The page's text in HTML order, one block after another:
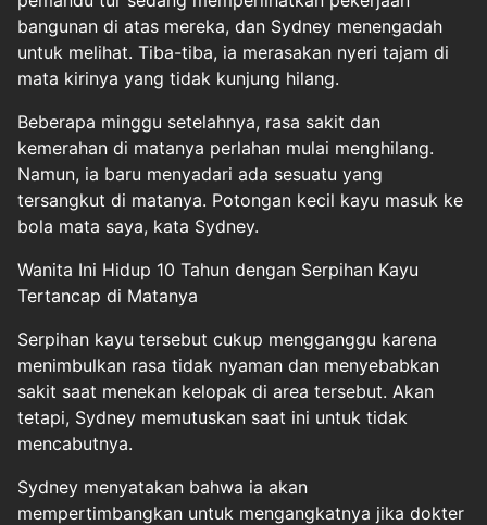
bangunan di atas mereka, dan Sydney menengadah
untuk melihat. Tiba-tiba, ia merasakan nyeri tajam di
mata kirinya yang tidak kunjung hilang.
Beberapa minggu setelahnya, rasa sakit dan
kemerahan di matanya perlahan mulai menghilang.
Namun, ia baru menyadari ada sesuatu yang
tersangkut di matanya. Potongan kecil kayu masuk ke
bola mata saya, kata Sydney.
Wanita Ini Hidup 10 Tahun dengan Serpihan Kayu
Tertancap di Matanya
Serpihan kayu tersebut cukup mengganggu karena
menimbulkan rasa tidak nyaman dan menyebabkan
sakit saat menekan kelopak di area tersebut. Akan
tetapi, Sydney memutuskan saat ini untuk tidak
mencabutnya.
Sydney menyatakan bahwa ia akan
mempertimbangkan untuk mengangkatnya jika dokter